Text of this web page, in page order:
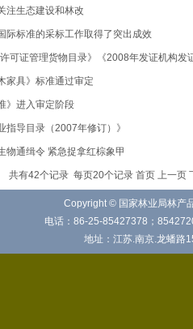
注生态建设和林改
际标准的采标工作取得了突出成效
许可证管理货物目录》《2008年发证机构发
家具》标准通过审定
》进入审定阶段
指导目录（2007年修订）》
物通缉令 紧急捉拿红棕象甲
共有42个记录 每页20个记录 首页 上一页
Copyright © 国家林业局林产
电话：86-25-85427378；
地址：江苏.南京.龙蟠路